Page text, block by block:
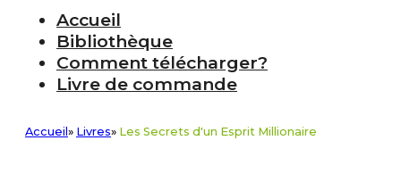
Accueil
Bibliothèque
Comment télécharger?
Livre de commande
Accueil » Livres» Les Secrets d'un Esprit Millionaire